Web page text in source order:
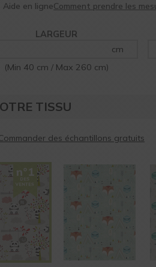
Aide en ligne
LARGEUR
cm
(Min 40 cm / Max 260 cm)
TISSU